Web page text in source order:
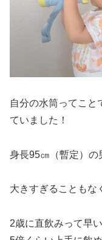
自分の水筒ってこと
ていました！
身長95㎝（暫定）の
大きすぎることもな
2歳に直飲みって早